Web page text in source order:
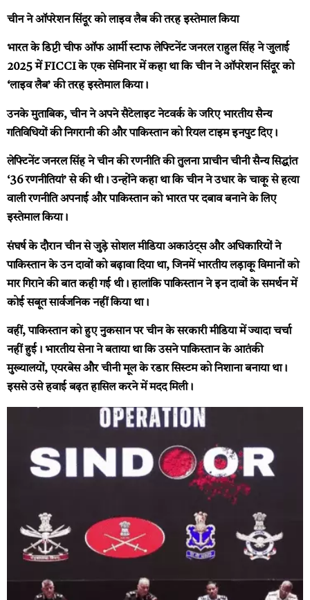
चीन ने ऑपरेशन सिंदूर को लाइव लैब की तरह इस्तेमाल किया
भारत के डिप्टी चीफ ऑफ आर्मी स्टाफ लेफ्टिनेंट जनरल राहुल सिंह ने जुलाई
2025 में FICCI के एक सेमिनार में कहा था कि चीन ने ऑपरेशन सिंदूर को
‘लाइव लैब’ की तरह इस्तेमाल किया।
उनके मुताबिक, चीन ने अपने सैटेलाइट नेटवर्क के जरिए भारतीय सैन्य
गतिविधियों की निगरानी की और पाकिस्तान को रियल टाइम इनपुट दिए।
लेफ्टिनेंट जनरल सिंह ने चीन की रणनीति की तुलना प्राचीन चीनी सैन्य सिद्धांत
‘36 रणनीतियां’ से की थी। उन्होंने कहा था कि चीन ने उधार के चाकू से हत्या
वाली रणनीति अपनाई और पाकिस्तान को भारत पर दबाव बनाने के लिए
इस्तेमाल किया।
संघर्ष के दौरान चीन से जुड़े सोशल मीडिया अकाउंट्स और अधिकारियों ने
पाकिस्तान के उन दावों को बढ़ावा दिया था, जिनमें भारतीय लड़ाकू विमानों को
मार गिराने की बात कही गई थी। हालांकि पाकिस्तान ने इन दावों के समर्थन में
कोई सबूत सार्वजनिक नहीं किया था।
वहीं, पाकिस्तान को हुए नुकसान पर चीन के सरकारी मीडिया में ज्यादा चर्चा
नहीं हुई। भारतीय सेना ने बताया था कि उसने पाकिस्तान के आतंकी
मुख्यालयों, एयरबेस और चीनी मूल के रडार सिस्टम को निशाना बनाया था।
इससे उसे हवाई बढ़त हासिल करने में मदद मिली।